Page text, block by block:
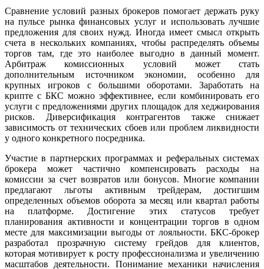
Сравнение условий разных брокеров помогает держать руку
на пульсе рынка финансовых услуг и использовать лучшие
предложения для своих нужд. Иногда имеет смысл открыть
счета в нескольких компаниях, чтобы распределять объемы
торгов там, где это наиболее выгодно в данный момент.
Арбитраж комиссионных условий может стать
дополнительным источником экономии, особенно для
крупных игроков с большими оборотами. Заработать на
крипте с БКС можно эффективнее, если комбинировать его
услуги с предложениями других площадок для хеджирования
рисков. Диверсификация контрагентов также снижает
зависимость от технических сбоев или проблем ликвидности
у одного конкретного посредника.
Участие в партнерских программах и реферальных системах
брокера может частично компенсировать расходы на
комиссии за счет возвратов или бонусов. Многие компании
предлагают льготы активным трейдерам, достигшим
определенных объемов оборота за месяц или квартал работы
на платформе. Достигение этих статусов требует
планирования активности и концентрации торгов в одном
месте для максимизации выгоды от лояльности. БКС-брокер
разработал прозрачную систему грейдов для клиентов,
которая мотивирует к росту профессионализма и увеличению
масштабов деятельности. Понимание механики начисления